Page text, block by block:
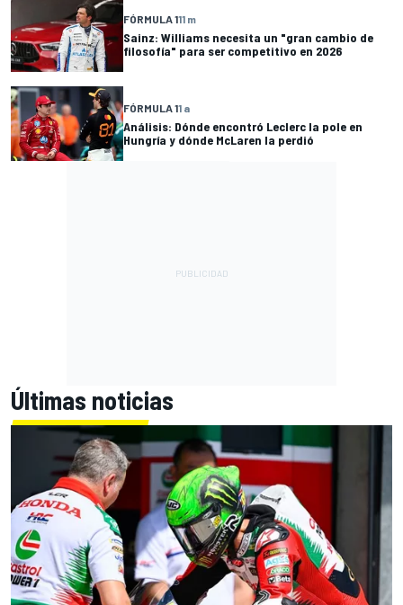
FÓRMULA 111 m
Sainz: Williams necesita un "gran cambio de
filosofía" para ser competitivo en 2026
FÓRMULA 11 a
Análisis: Dónde encontró Leclerc la pole en
Hungría y dónde McLaren la perdió
Últimas noticias